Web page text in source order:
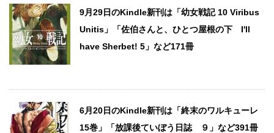
9月29日のKindle新刊は「幼女戦記 10 Viribus
Unitis」「佐伯さんと、ひとつ屋根の下 I'll
have Sherbet! 5」など171冊
6月20日のKindle新刊は「終末のワルキューレ
15巻」「放課後ていぼう日誌 ９」など391冊